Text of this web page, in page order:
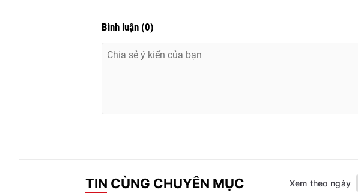
Bình luận (0)
TIN CÙNG CHUYÊN MỤC Xem theo ngày